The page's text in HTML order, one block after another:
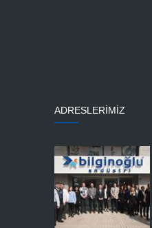
ADRESLERİMİZ